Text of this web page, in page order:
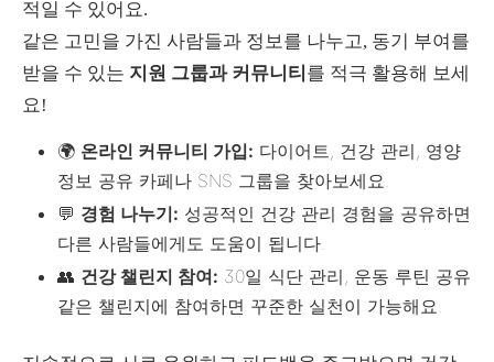
적일 수 있어요.
같은 고민을 가진 사람들과 정보를 나누고, 동기 부여를
받을 수 있는 지원 그룹과 커뮤니티 를 적극 활용해 보세
요!
🌍 온라인 커뮤니티 가입: 다이어트, 건강 관리, 영양
정보 공유 카페나 SNS 그룹을 찾아보세요.
💬 경험 나누기: 성공적인 건강 관리 경험을 공유하면
다른 사람들에게도 도움이 됩니다.
👥 건강 챌린지 참여: 30일 식단 관리, 운동 루틴 공유
같은 챌린지에 참여하면 꾸준한 실천이 가능해요.